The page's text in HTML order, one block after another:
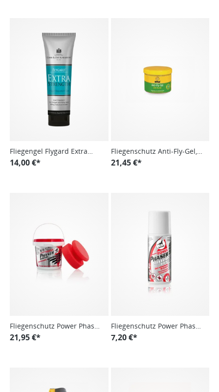
Fliegengel Flygard Extra
Strength Insect Gel
14,00 €*
Fliegenschutz Anti-Fly-Gel,
Bremsenschutz,
21,45 €*
Fliegenschutz Power Phaser
Durativ, Insektenschutzgel
21,95 €*
Fliegenschutz Power Phaser
Roll On
7,20 €*